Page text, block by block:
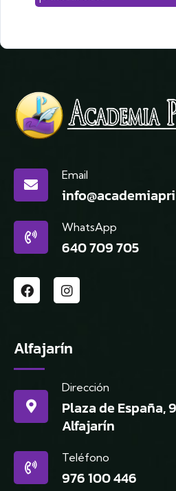
Email
WhatsApp
640 709 705
Alfajarín
Dirección
Plaza de España, 9
Alfajarín
Teléfono
976 100 446